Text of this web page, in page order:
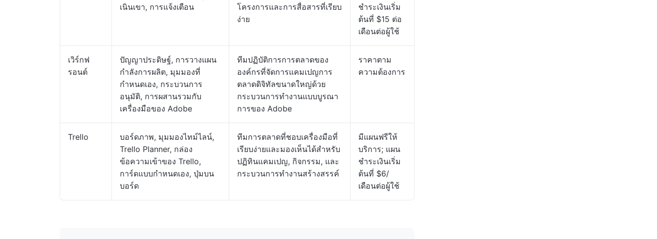
เนินเขา, การแจ้งเตือน
โครงการและการสื่อสารที่เรียบ
ง่าย
ชำระเงินเริ่ม
ต้นที่ $15 ต่อ
เดือนต่อผู้ใช้
เวิร์กฟ
รอนต์
ปัญญาประดิษฐ์, การวางแผน
กำลังการผลิต, มุมมองที่
กำหนดเอง, กระบวนการ
อนุมัติ, การผสานรวมกับ
เครื่องมือของ Adobe
ทีมปฏิบัติการการตลาดของ
องค์กรที่จัดการแคมเปญการ
ตลาดดิจิทัลขนาดใหญ่ด้วย
กระบวนการทำงานแบบบูรณา
การของ Adobe
ราคาตาม
ความต้องการ
Trello
บอร์ดภาพ, มุมมองไทม์ไลน์,
Trello Planner, กล่อง
ข้อความเข้าของ Trello,
การ์ดแบบกำหนดเอง, ปุ่มบน
บอร์ด
ทีมการตลาดที่ชอบเครื่องมือที่
เรียบง่ายและมองเห็นได้สำหรับ
ปฏิทินแคมเปญ, กิจกรรม, และ
กระบวนการทำงานสร้างสรรค์
มีแผนฟรีให้
บริการ; แผน
ชำระเงินเริ่ม
ต้นที่ $6/
เดือนต่อผู้ใช้